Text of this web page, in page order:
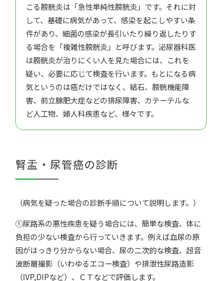
こる膀胱炎は「急性単純性膀胱炎」です。それに対
して、基礎に病気があって、感染を起こしやすい条
件があり、細菌の感染が長引いたり繰り返したりす
る場合を「複雑性膀胱炎」と呼びます。泌尿器科医
は膀胱炎が治りにくい人を見た場合には、これを
疑い、必要に応じて検査を行います。もとになる病
気というのは癌だけではなく、結石、膀胱機能障
害、前立腺肥大症などの排尿障害、カテーテルな
ど人工物、婦人科疾患など、様々です。
腎盂・尿管癌の診断
（病気を疑った場合の診断手順について説明します。）
①尿路系の悪性疾患を疑う場合には、簡単な検査、体に
負担の少ない検査から行っていきます。例えば血尿の原
因がはっきり分からない場合、尿の二次的な検査、超音
波断層撮影（いわゆるエコー検査）や排泄性尿路造影
（IVP,DIPなど）、ＣＴなどで評価します。